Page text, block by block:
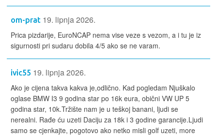
om-prat 19. lipnja 2026.
Prica pizdarije, EuroNCAP nema vise veze s vezom, a i tu je iz
sigurnosti pri sudaru dobila 4/5 ako se ne varam.
ivic55 19. lipnja 2026.
Ako je cijena takva kakva je,odlično. Kad pogledam Njuškalo
oglase BMW I3 9 godina star po 16k eura, obični VW UP 5
godina star, 10k.Tržište nam je u teškoj banani, ljudi se
nerealni. Rađe ću uzeti Daciju za 18k i 3 godine garancije.Ljudi
samo se cjenkajte, pogotovo ako netko misli golf uzeti, more